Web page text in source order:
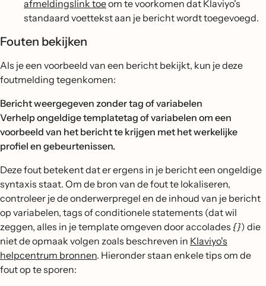
afmeldingslink toeom te voorkomen dat Klaviyo's
standaard voettekst aan je bericht wordt toegevoegd.
Fouten bekijken
Als je een voorbeeld van een bericht bekijkt, kun je deze
foutmelding tegenkomen:
Bericht weergegeven zonder tag of variabelen
Verhelp ongeldige templatetag of variabelen om een
voorbeeld van het bericht te krijgen met het werkelijke
profiel en gebeurtenissen.
Deze fout betekent dat er ergens in je bericht een ongeldige
syntaxis staat. Om de bron van de fout te lokaliseren,
controleer je de onderwerpregel en de inhoud van je bericht
op variabelen, tags of conditionele statements (dat wil
zeggen, alles in je template omgeven door accolades {}) die
niet de opmaak volgen zoals beschreven in Klaviyo's
helpcentrum bronnen. Hieronder staan enkele tips om de
fout op te sporen: